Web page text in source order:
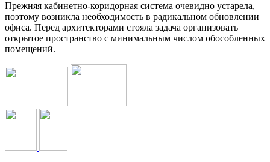
Прежняя кабинетно-коридорная система очевидно устарела,
поэтому возникла необходимость в радикальном обновлении
офиса. Перед архитекторами стояла задача организовать
открытое пространство с минимальным числом обособленных
помещений.